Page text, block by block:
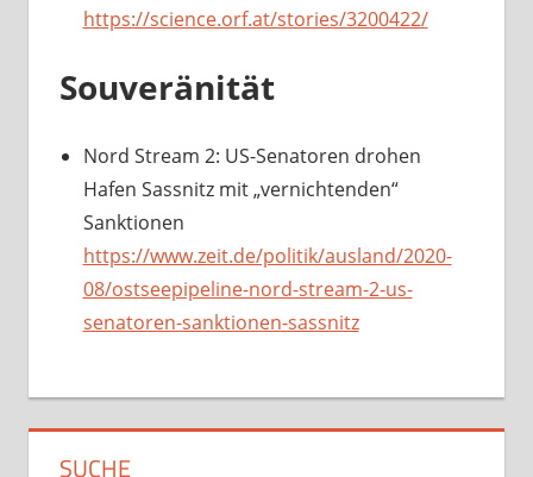
https://science.orf.at/stories/3200422/
Souveränität
Nord Stream 2: US-Senatoren drohen
Hafen Sassnitz mit „vernichtenden“
Sanktionen
https://www.zeit.de/politik/ausland/2020-
08/ostseepipeline-nord-stream-2-us-
senatoren-sanktionen-sassnitz
SUCHE